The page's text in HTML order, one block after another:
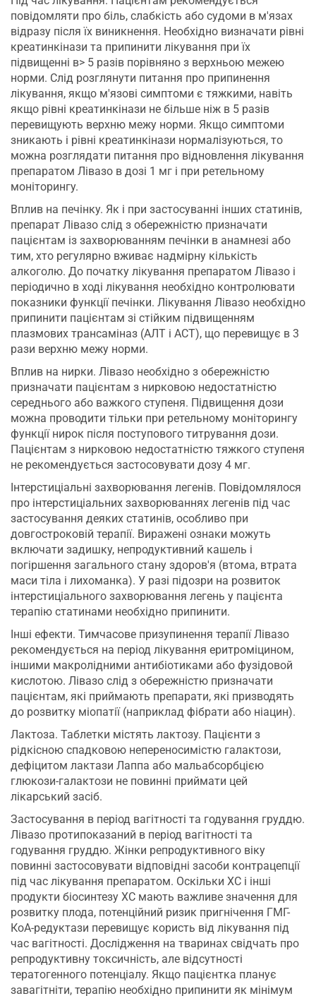
повідомляти про біль, слабкість або судоми в м'язах
відразу після їх виникнення. Необхідно визначати рівні
креатинкінази та припинити лікування при їх
підвищенні в> 5 разів порівняно з верхньою межею
норми. Слід розглянути питання про припинення
лікування, якщо м'язові симптоми є тяжкими, навіть
якщо рівні креатинкінази не більше ніж в 5 разів
перевищують верхню межу норми. Якщо симптоми
зникають і рівні креатинкінази нормалізуються, то
можна розглядати питання про відновлення лікування
препаратом Лівазо в дозі 1 мг і при ретельному
моніторингу.
Вплив на печінку. Як і при застосуванні інших статинів,
препарат Лівазо слід з обережністю призначати
пацієнтам із захворюванням печінки в анамнезі або
тим, хто регулярно вживає надмірну кількість
алкоголю. До початку лікування препаратом Лівазо і
періодично в ході лікування необхідно контролювати
показники функції печінки. Лікування Лівазо необхідно
припинити пацієнтам зі стійким підвищенням
плазмових трансаміназ (АЛТ і АСТ), що перевищує в 3
рази верхню межу норми.
Вплив на нирки. Лівазо необхідно з обережністю
призначати пацієнтам з нирковою недостатністю
середнього або важкого ступеня. Підвищення дози
можна проводити тільки при ретельному моніторингу
функції нирок після поступового титрування дози.
Пацієнтам з нирковою недостатністю тяжкого ступеня
не рекомендується застосовувати дозу 4 мг.
Інтерстиціальні захворювання легенів. Повідомлялося
про інтерстиціальних захворюваннях легенів під час
застосування деяких статинів, особливо при
довгостроковій терапії. Виражені ознаки можуть
включати задишку, непродуктивний кашель і
погіршення загального стану здоров'я (втома, втрата
маси тіла і лихоманка). У разі підозри на розвиток
інтерстиціального захворювання легень у пацієнта
терапію статинами необхідно припинити.
Інші ефекти. Тимчасове призупинення терапії Лівазо
рекомендується на період лікування еритроміцином,
іншими макролідними антибіотиками або фузідовой
кислотою. Лівазо слід з обережністю призначати
пацієнтам, які приймають препарати, які призводять
до розвитку міопатії (наприклад фібрати або ніацин).
Лактоза. Таблетки містять лактозу. Пацієнти з
рідкісною спадковою непереносимістю галактози,
дефіцитом лактази Лаппа або мальабсорбцією
глюкози-галактози не повинні приймати цей
лікарський засіб.
Застосування в період вагітності та годування груддю.
Лівазо протипоказаний в період вагітності та
годування груддю. Жінки репродуктивного віку
повинні застосовувати відповідні засоби контрацепції
під час лікування препаратом. Оскільки ХС і інші
продукти біосинтезу ХС мають важливе значення для
розвитку плода, потенційний ризик пригнічення ГМГ-
КоА-редуктази перевищує користь від лікування під
час вагітності. Дослідження на тваринах свідчать про
репродуктивну токсичність, але відсутності
тератогенного потенціалу. Якщо пацієнтка планує
завагітніти, терапію необхідно припинити як мінімум